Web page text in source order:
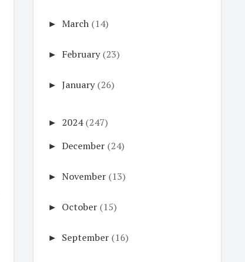
► March (14)
► February (23)
► January (26)
► 2024 (247)
► December (24)
► November (13)
► October (15)
► September (16)